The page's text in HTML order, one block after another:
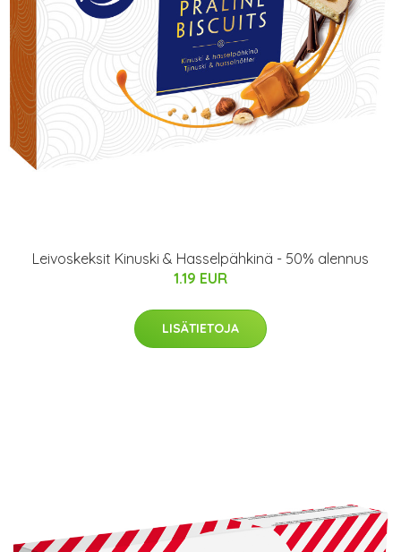
Leivoskeksit Kinuski & Hasselpähkinä - 50% alennus
1.19 EUR
LISÄTIETOJA